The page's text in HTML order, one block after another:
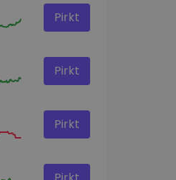
Pirkt
Pirkt
Pirkt